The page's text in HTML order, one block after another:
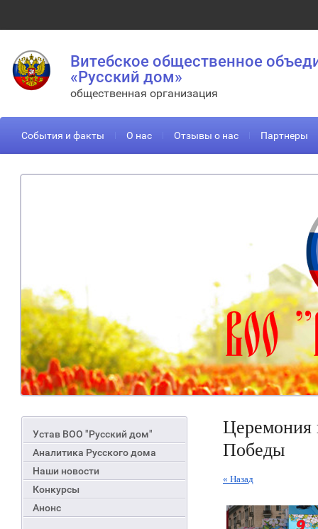
Витебское общественное
«Русский дом»
общественная организация
События и факты О нас Отзывы о нас Партнеры
Устав ВОО "Русский дом"
Аналитика Русского дома
Наши новости
Конкурсы
Анонс
Церемония
Победы
« Назад